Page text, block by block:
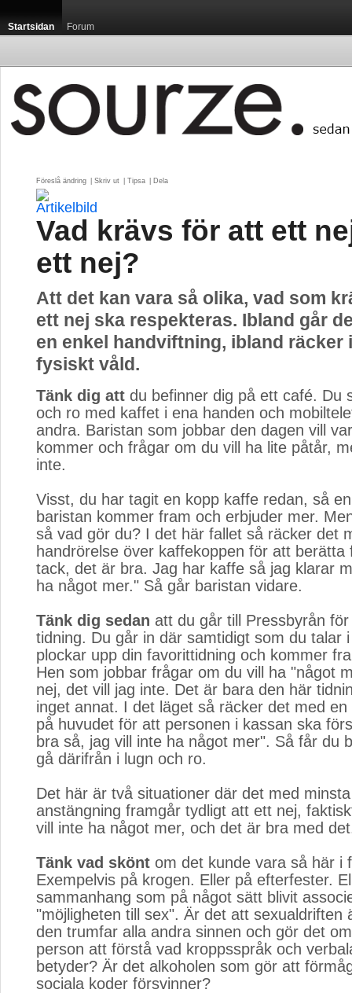
Startsidan Forum
Föreslå ändring Skriv ut Tipsa Dela
Vad krävs för att ett
ett nej?
Att det kan vara så olika, vad som
ett nej ska respekteras. Ibland går
en enkel handviftning, ibland räcker
fysiskt våld.
Tänk dig att du befinner dig på ett café. Du
och ro med kaffet i ena handen och
andra. Baristan som jobbar den dagen vill
kommer och frågar om du vill ha lite påtår,
inte.
Visst, du har tagit en kopp kaffe redan, så
baristan kommer fram och erbjuder mer.
så vad gör du? I det här fallet så räcker det
handrörelse över kaffekoppen för att berätta
tack, det är bra. Jag har kaffe så jag klarar
ha något mer." Så går baristan vidare.
Tänk dig sedan att du går till Pressbyrån
tidning. Du går in där samtidigt som du talar
plockar upp din favorittidning och kommer
Hen som jobbar frågar om du vill ha "något
nej, det vill jag inte. Det är bara den här
inget annat. I det läget så räcker det med en
på huvudet för att personen i kassan ska
bra så, jag vill inte ha något mer". Så får du
gå därifrån i lugn och ro.
Det här är två situationer där det med
anstängning framgår tydligt att ett nej,
vill inte ha något mer, och det är bra med
Tänk vad skönt om det kunde vara så här i
Exempelvis på krogen. Eller på efterfester.
sammanhang som på något sätt blivit
"möjligheten till sex". Är det att sexualdriften
den trumfar alla andra sinnen och gör det
person att förstå vad kroppsspråk och
betyder? Är det alkoholen som gör att
sociala koder försvinner?